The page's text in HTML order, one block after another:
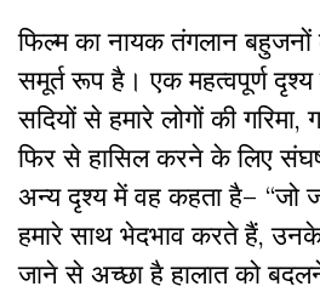
फिल्म का नायक तंगलान
समूर्त रूप है। एक महत्वपूर्ण
सदियों से हमारे लोगों की गरिमा,
फिर से हासिल करने के लिए
अन्य दृश्य में वह कहता है– “जो
हमारे साथ भेदभाव करते हैं,
जाने से अच्छा है हालात को